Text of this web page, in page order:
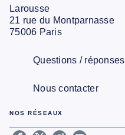
Larousse
21 rue du Montparnasse
75006 Paris
Questions / réponses
Nous contacter
NOS RÉSEAUX